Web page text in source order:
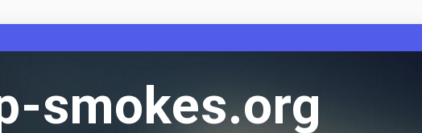
smokes.org